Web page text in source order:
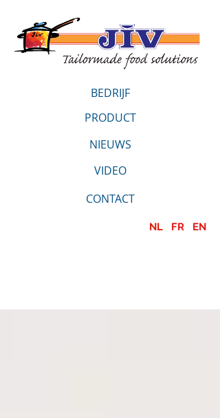
BEDRIJF
PRODUCT
NIEUWS
VIDEO
CONTACT
NL FR EN